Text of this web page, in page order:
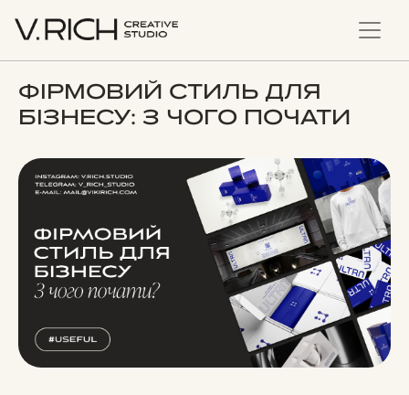
ФІРМОВИЙ СТИЛЬ ДЛЯ
БІЗНЕСУ: З ЧОГО ПОЧАТИ